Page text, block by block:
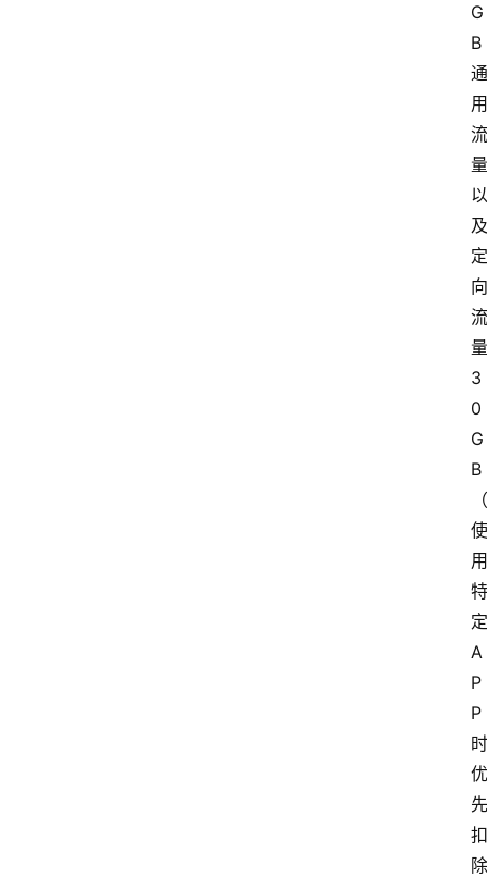
G
B
通
用
流
量
以
及
定
向
流
量
3
0
G
B
（
使
用
特
定
A
P
P
时
优
先
扣
除